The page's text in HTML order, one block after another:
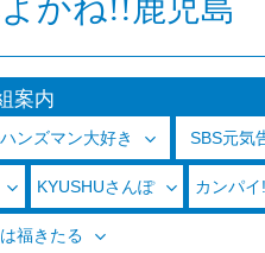
かね!!鹿児島
案内
ンズマン大好き SBS元気
KYUSHUさんぽ カンパ
福きたる